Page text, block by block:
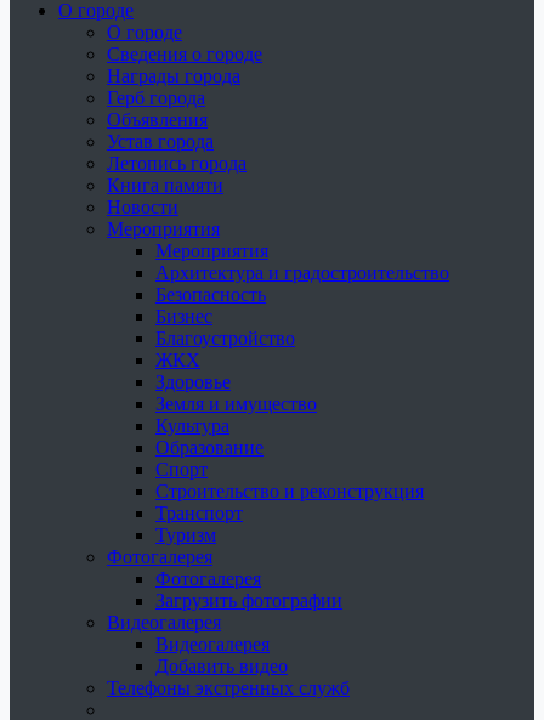
О городе
О городе
Сведения о городе
Награды города
Герб города
Объявления
Устав города
Летопись города
Книга памяти
Новости
Мероприятия
Мероприятия
Архитектура и градостроительство
Безопасность
Бизнес
Благоустройство
ЖКХ
Здоровье
Земля и имущество
Культура
Образование
Спорт
Строительство и реконструкция
Транспорт
Туризм
Фотогалерея
Фотогалерея
Загрузить фотографии
Видеогалерея
Видеогалерея
Добавить видео
Телефоны экстренных служб